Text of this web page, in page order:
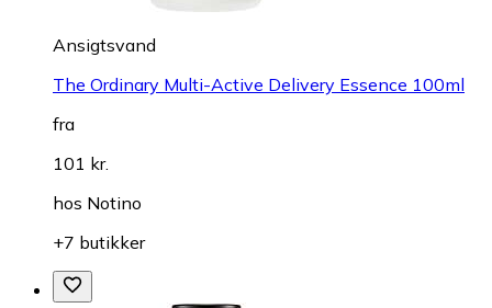
Ansigtsvand
The Ordinary Multi-Active Delivery Essence 100ml
fra
101 kr.
hos Notino
+7 butikker